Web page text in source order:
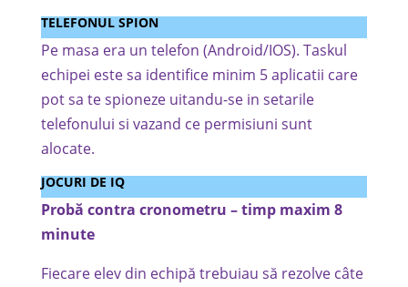
TELEFONUL SPION
Pe masa era un telefon (Android/IOS). Taskul
echipei este sa identifice minim 5 aplicatii care
pot sa te spioneze uitandu-se in setarile
telefonului si vazand ce permisiuni sunt
alocate.
JOCURI DE IQ
Probă contra cronometru – timp maxim 8
minute
Fiecare elev din echipă trebuiau să rezolve câte